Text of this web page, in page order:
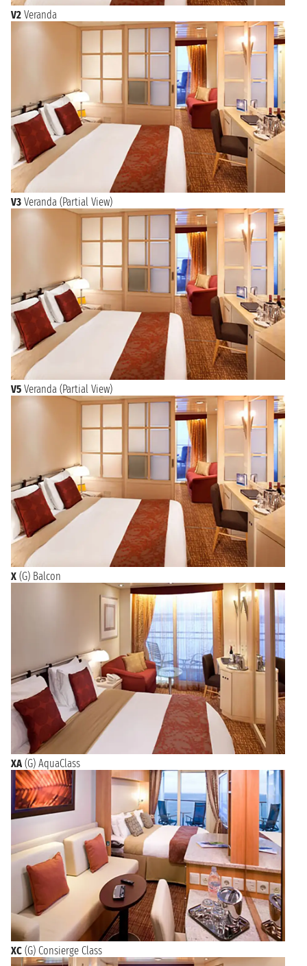
V2 Veranda
V3 Veranda (Partial View)
V5 Veranda (Partial View)
X (G) Balcon
XA (G) AquaClass
XC (G) Consierge Class